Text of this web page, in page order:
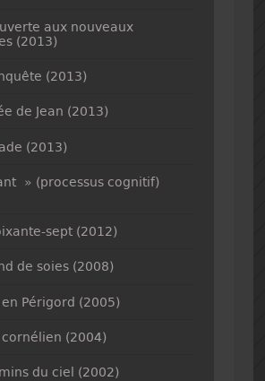
aux nouveaux
(2013)
(2013)
de Jean (2013)
(2013)
» (processus cognitif)
sept (2012)
de soies (2008)
Périgord (2005)
(2004)
du ciel (2002)